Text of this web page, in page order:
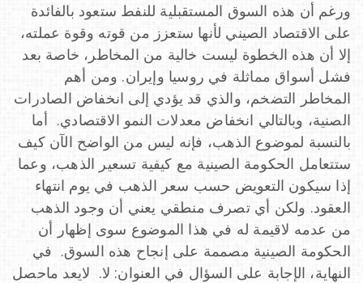
ورغم أن هذه السوق المستقبلية للنفط ستعود بالفائدة
على الاقتصاد الصيني لأنها ستعزز من قوته وقوة عملته،
إلا أن هذه الخطوة ليست خالية من المخاطر، خاصة بعد
فشل أسواق مماثلة في روسيا وإيران. ومن أهم
المخاطر التضخم، والذي قد يؤدي إلى انخفاض الصادرات
الصنية، وبالتالي انخفاض معدلات النمو الاقتصادي. أما
بالنسبة لموضوع الذهب، فإنه ليس من الواضح الآن كيف
ستتعامل الحكومة الصينية مع كيفية تسعير الذهب، وعما
إذا سيكون التعويض حسب سعر الذهب في يوم انتهاء
العقود. ولكن أي تصرف منطقي يعني أن وجود الذهب
من عدمه لاقيمة له في هذا الموضوع سوى إظهار أن
الحكومة الصينية مصممة على إنجاح هذه السوق. في
النهاية، الإجابة على السؤال في العنوان: لا. لايعد ماحصل